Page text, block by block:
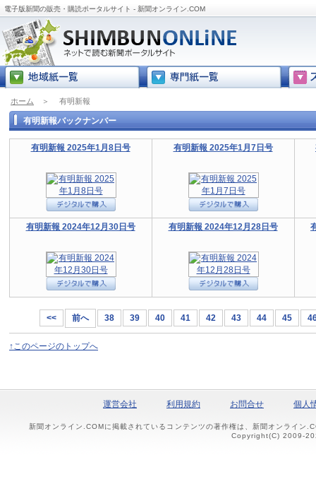
電子版新聞の販売・購読ポータルサイト - 新聞オンライン.COM
ホーム ＞ 有明新報
有明新報バックナンバー
有明新報 2025年1月8日号 有明新報 2025年1月7日号
有明新報 2024年12月30日号 有明新報 2024年12月28日号
<< 前へ 38 39 40 41 42 43 44 45
↑このページのトップへ
運営会社 利用規約 お問合せ 個人
新聞オンライン.COMに掲載されているコンテンツの著作権は、新聞オンライン
Copyright(C) 2009-